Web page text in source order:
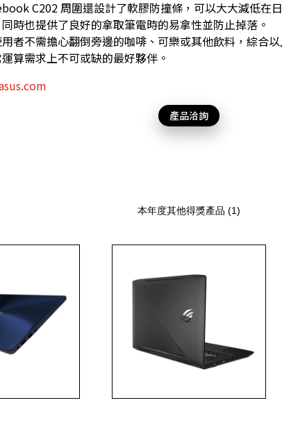
C202 周圍還設計了軟膠防撞條，可以大大減低在
時也提供了良好的拿取筆電時的易拿性並防止掉落。
者不需擔心翻倒旁邊的咖啡、可樂或其他飲料，綜合
算需求上不可或缺的最好夥伴。
產品洽詢
本年度其他得獎產品 (1)